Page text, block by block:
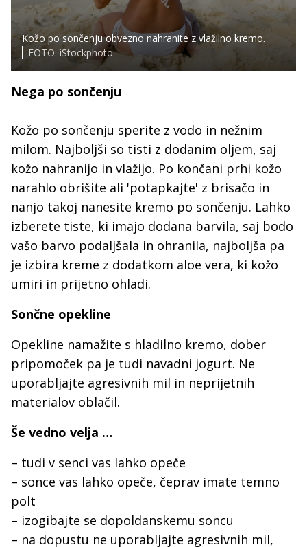
Kožo po sončenju obvezno nahranite z vlažilno kremo.
FOTO: iStockphoto
Nega po sončenju
Kožo po sončenju sperite z vodo in nežnim
milom. Najboljši so tisti z dodanim oljem, saj
kožo nahranijo in vlažijo. Po končani prhi kožo
narahlo obrišite ali 'potapkajte' z brisačo in
nanjo takoj nanesite kremo po sončenju. Lahko
izberete tiste, ki imajo dodana barvila, saj bodo
vašo barvo podaljšala in ohranila, najboljša pa
je izbira kreme z dodatkom aloe vera, ki kožo
umiri in prijetno ohladi.
Sončne opekline
Opekline namažite s hladilno kremo, dober
pripomoček pa je tudi navadni jogurt. Ne
uporabljajte agresivnih mil in neprijetnih
materialov oblačil.
Še vedno velja …
– tudi v senci vas lahko opeče
– sonce vas lahko opeče, čeprav imate temno
polt
– izogibajte se dopoldanskemu soncu
– na dopustu ne uporabljajte agresivnih mil,